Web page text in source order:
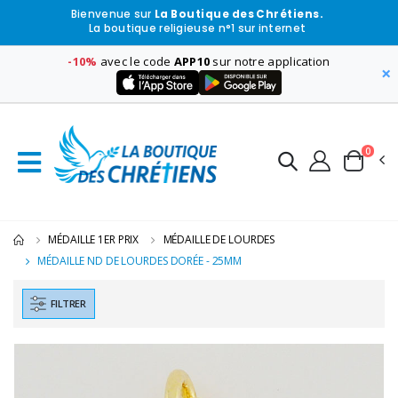
Bienvenue sur La Boutique des Chrétiens.
La boutique religieuse n°1 sur internet
-10% avec le code APP10 sur notre application
×
0
MÉDAILLE 1ER PRIX
MÉDAILLE DE LOURDES
MÉDAILLE ND DE LOURDES DORÉE - 25MM
FILTRER